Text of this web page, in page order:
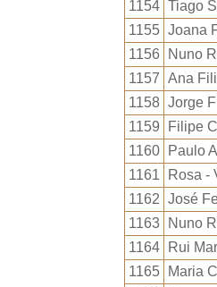
1154 Tiago
1155 Joana
1156
Nuno
1157 Ana
1158 Jorge
1159
Filipe
1160
Paulo
1161
Rosa -
1162 José
1163
Nuno
1164
Rui
1165
Maria